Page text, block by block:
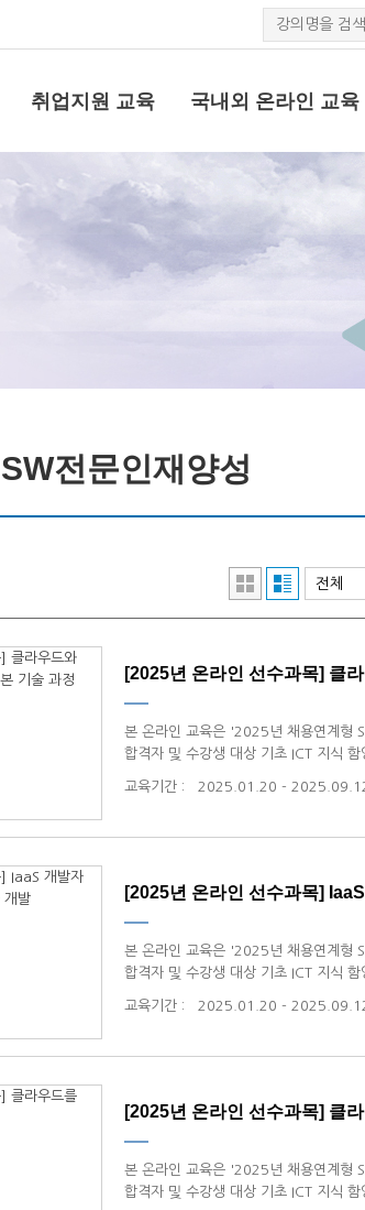
취업지원 교육 국내외 온라인 교육
전문인재양성
[2025년 온라인 선수과목] 클
본 온라인 교육은 '2025년 채용연계형
합격자 및 수강생 대상 기초 ICT 지식 함
교육기간 : 2025.01.20 -
[2025년 온라인 선수과목]
본 온라인 교육은 '2025년 채용연계형
합격자 및 수강생 대상 기초 ICT 지식 함
교육기간 : 2025.01.20 -
[2025년 온라인 선수과목] 클
본 온라인 교육은 '2025년 채용연계형
합격자 및 수강생 대상 기초 ICT 지식 함